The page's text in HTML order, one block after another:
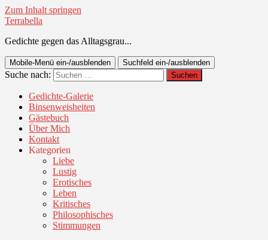
Zum Inhalt springen
Terrabella
Gedichte gegen das Alltagsgrau...
Mobile-Menü ein-/ausblenden Suchfeld ein-/ausblenden
Suche nach:
Gedichte-Galerie
Binsenweisheiten
Gästebuch
Über Mich
Kontakt
Kategorien
Liebe
Lustig
Erotisches
Leben
Kritisches
Philosophisches
Stimmungen